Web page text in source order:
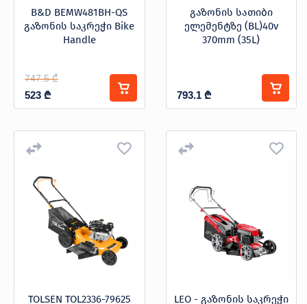
B&D BEMW481BH-QS
გაზონის საკრეჭი Bike
Handle
747.5 ₾
523 ₾
გაზონის სათიბი
ელემენტზე (BL)40v
370mm (35L)
793.1 ₾
TOLSEN TOL2336-79625 LEO - გაზონის საკრეჭი